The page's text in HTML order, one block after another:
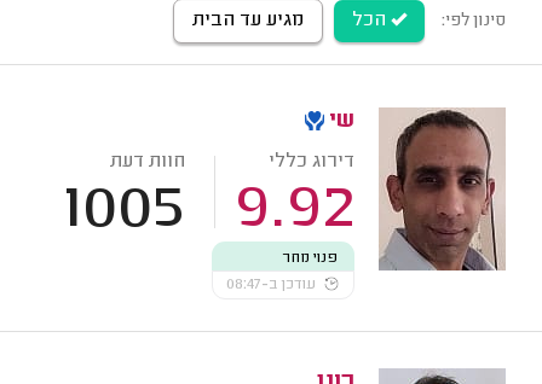
סינון לפי: הכל מגיע עד הבית
שי
דירוג כללי
9.92
חוות דעת
1005
פנוי מחר
עודכן ב-08:47